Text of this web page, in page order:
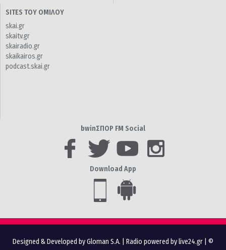
SITES ΤΟΥ ΟΜΙΛΟΥ
skai.gr
skaitv.gr
skairadio.gr
skaikairos.gr
podcast.skai.gr
bwinΣΠΟΡ FM Social
Download App
Designed & Developed by Gloman S.A. Radio powered by live24.gr | ©